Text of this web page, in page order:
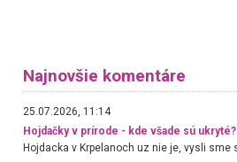
Najnovšie komentáre
25.07.2026, 11:14
Hojdačky v prírode - kde všade sú ukryté?